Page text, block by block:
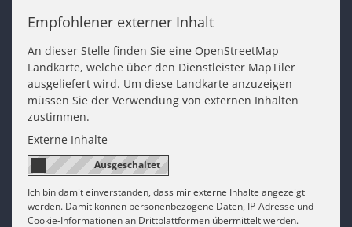
Empfohlener externer Inhalt
An dieser Stelle finden Sie eine OpenStreetMap
Landkarte, welche über den Dienstleister MapTiler
ausgeliefert wird. Um diese Landkarte anzuzeigen
müssen Sie der Verwendung von externen Inhalten
zustimmen.
Externe Inhalte
Ich bin damit einverstanden, dass mir externe Inhalte angezeigt
werden. Damit können personenbezogene Daten, IP-Adresse und
Cookie-Informationen an Drittplattformen übermittelt werden.